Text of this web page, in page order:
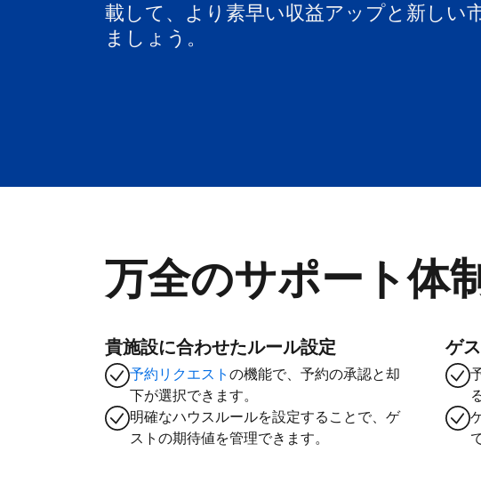
載して、より素早い収益アップと新しい
ましょう。
万全のサポート体
貴施設に合わせたルール設定
予約リクエスト の機能で、予約の承認と却
下が選択できます。
明確なハウスルールを設定することで、ゲ
ストの期待値を管理できます。
ゲ